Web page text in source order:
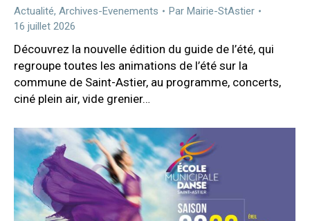
Actualité, Archives-Evenements Par Mairie-StAstier
16 juillet 2026
Découvrez la nouvelle édition du guide de l’été, qui
regroupe toutes les animations de l’été sur la
commune de Saint-Astier, au programme, concerts,
ciné plein air, vide grenier…